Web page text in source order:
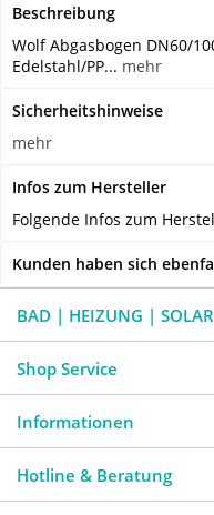
Beschreibung
Wolf Abgasbogen DN60/
Edelstahl/PP... mehr
Sicherheitshinweise
mehr
Infos zum Hersteller
Folgende Infos zum
Kunden haben sich
BAD | HEIZUNG |
Shop Service
Informationen
Hotline & Beratung